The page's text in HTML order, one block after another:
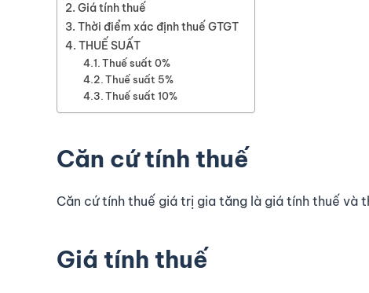
Giá tính thuế
Thời điểm xác định thuế GTGT
THUẾ SUẤT
Thuế suất 0%
Thuế suất 5%
Thuế suất 10%
Căn cứ tính thuế
Căn cứ tính thuế giá trị gia tăng là giá tính thuế và
Giá tính thuế